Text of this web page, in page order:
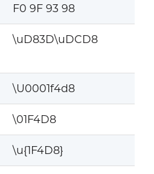
F0 9F 93 98
\uD83D\uDCD8
\U0001f4d8
\01F4D8
\u{1F4D8}